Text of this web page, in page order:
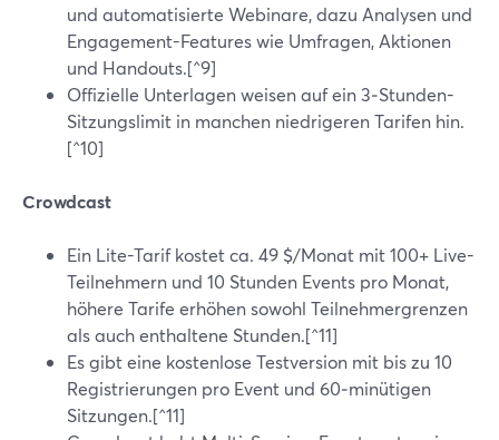
und automatisierte Webinare, dazu Analysen und
Engagement-Features wie Umfragen, Aktionen
und Handouts.[^9]
Offizielle Unterlagen weisen auf ein 3‑Stunden-
Sitzungslimit in manchen niedrigeren Tarifen hin.
[^10]
Crowdcast
Ein Lite-Tarif kostet ca. 49 $/Monat mit 100+ Live-
Teilnehmern und 10 Stunden Events pro Monat,
höhere Tarife erhöhen sowohl Teilnehmergrenzen
als auch enthaltene Stunden.[^11]
Es gibt eine kostenlose Testversion mit bis zu 10
Registrierungen pro Event und 60‑minütigen
Sitzungen.[^11]